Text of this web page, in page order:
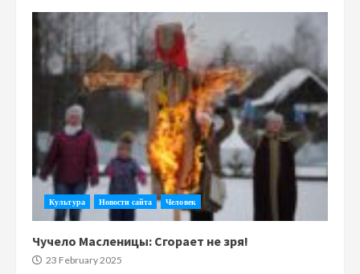
Культура Новости сайта Человек
Чучело Масленицы: Сгорает не зря!
23 February 2025